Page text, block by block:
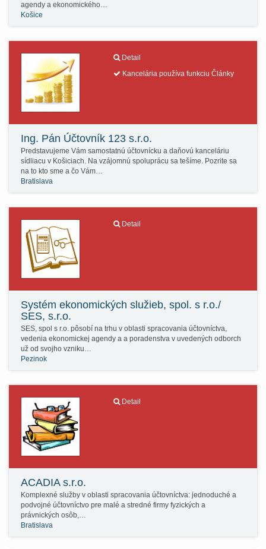
agendy a ekonomického…
Košice
Detail
Kancelária používa funkciu Články
Ing. Pán Účtovník 123 s.r.o.
Predstavujeme Vám samostatnú účtovnícku a daňovú kanceláriu
sídliacu v Košiciach. Na vzájomnú spoluprácu sa tešíme. Pozrite sa
na to kto sme a čo Vám…
Bratislava
Detail
Systém ekonomických služieb, spol. s r.o./
SES, s.r.o.
SES, spol s r.o. pôsobí na trhu v oblasti spracovania účtovníctva,
vedenia ekonomickej agendy a a poradenstva v uvedených odborch
už od svojho vzniku…
Pezinok
Detail
ACADIA s.r.o.
Komplexné služby v oblasti spracovania účtovníctva: jednoduché a
podvojné účtovníctvo pre malé a stredné firmy fyzických a
právnických osôb,…
Bratislava